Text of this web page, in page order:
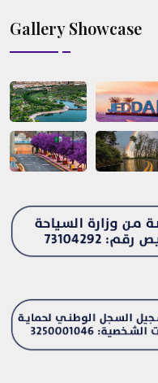
Gallery Showcase